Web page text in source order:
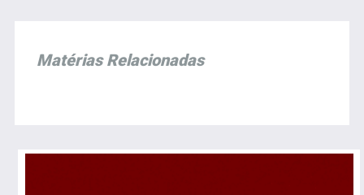
Matérias Relacionadas